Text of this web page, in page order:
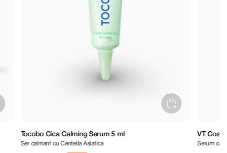
Tocobo Cica Calming Serum 5 ml
Ser calmant cu Centella Asiatica
VT
Serum cu